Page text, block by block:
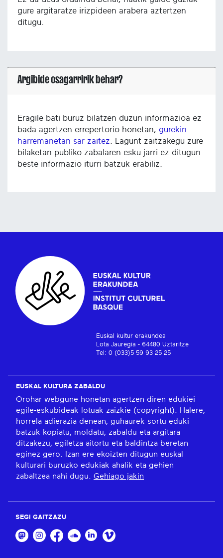
gure argitaratze irizpideen arabera aztertzen
ditugu.
Argibide osagarririk behar?
Eragile bati buruz bilatzen duzun informazioa ez
bada agertzen errepertorio honetan, gurekin
harremanetan sar zaitez . Lagunt zaitzakegu zure
bilaketan publiko zabalaren esku jarri ez ditugun
beste informazio iturri batzuk erabiliz.
Euskal kultur erakundea
Lota Jauregia - 64480 Uztaritze
Tel: 0 (033)5 59 93 25 25
EUSKAL KULTURA ZABALDU
Orohar webgune honetan agertzen diren edukiei
egile-eskubideak lotuak zaizkie (copyright). Halere,
horrela adierazia denean, guhaurek sortu eduki
batzuk kopiatu, moldatu, zabaldu eta argitara
ditzakezu, egiletza aitortu eta baldintza beretan
eginez gero. Izan ere ekoizten ditugun euskal
kulturari buruzko edukiak ahalik eta gehien
zabaltzea nahi dugu. Gehiago jakin
SEGI GAITZAZU